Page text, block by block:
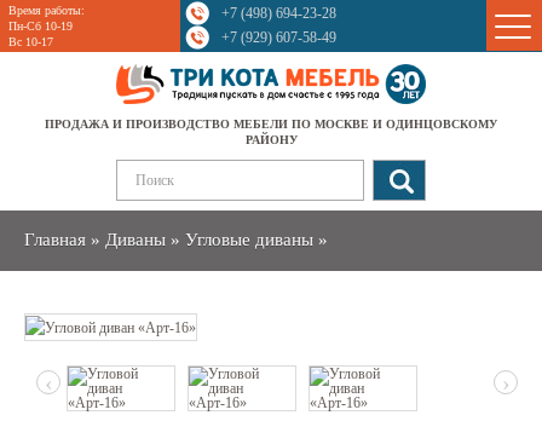
Время работы:
Пн-Сб 10-19
Вс 10-17
+7 (498) 694-23-28
+7 (929) 607-58-49
ПРОДАЖА И ПРОИЗВОДСТВО МЕБЕЛИ ПО МОСКВЕ И ОДИНЦОВСКОМУ
РАЙОНУ
Главная » Диваны » Угловые диваны »
Sale
‹ ›